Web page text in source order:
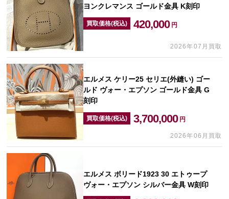
ヨンクレマンス ゴールド金具 K刻印
買取価格(税込) 420,000 円
2026年07月買取
エルメス ケリー25 セリエ(外縫い) ゴー
ルド ヴォー・エプソン ゴールド金具 G
刻印
買取価格(税込) 3,700,000 円
2026年06月買取
エルメス ボリード1923 30 エトゥープ
ヴォー・エプソン シルバー金具 W刻印